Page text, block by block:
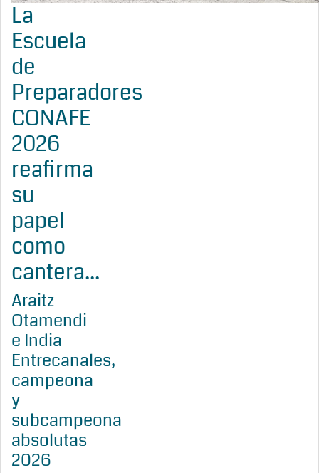
La
Escuela
de
Preparadores
CONAFE
2026
reafirma
su
papel
como
cantera...
Araitz
Otamendi
e India
Entrecanales,
campeona
y
subcampeona
absolutas
2026